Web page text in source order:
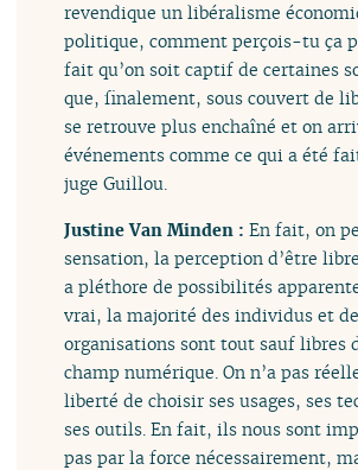
revendique un libéralisme
politique, comment perçois-tu ça
fait qu’on soit captif de certaines
que, finalement, sous couvert de
se retrouve plus enchaîné et on
événements comme ce qui a été
juge Guillou.
Justine Van Minden :En fait, on
sensation, la perception d’être
a pléthore de possibilités
vrai, la majorité des individus et
organisations sont tout sauf libres
champ numérique. On n’a pas
liberté de choisir ses usages, ses
ses outils. En fait, ils nous sont
pas par la force nécessairement,